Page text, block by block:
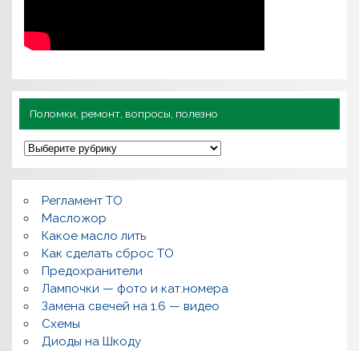
Поломки, ремонт, вопросы, полезно
П
о
л
о
к
и
,
р
е
м
о
н
т
,
в
о
Регламент ТО
Масложор
Какое масло лить
Как сделать сброс ТО
Предохранители
Лампочки — фото и кат.номера
Замена свечей на 1.6 — видео
Схемы
Диоды на Шкоду